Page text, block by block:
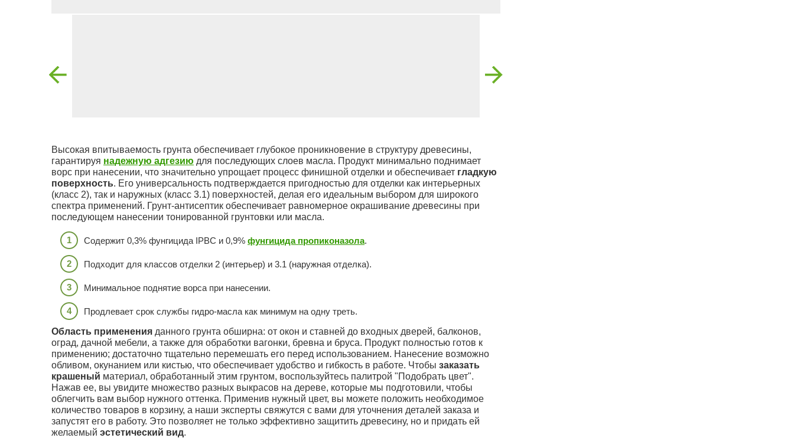
Высокая впитываемость грунта обеспечивает глубокое проникновение в структуру древесины,
гарантируя надежную адгезию для последующих слоев масла. Продукт минимально поднимает
ворс при нанесении, что значительно упрощает процесс финишной отделки и обеспечивает гладкую
поверхность. Его универсальность подтверждается пригодностью для отделки как интерьерных
(класс 2), так и наружных (класс 3.1) поверхностей, делая его идеальным выбором для широкого
спектра применений. Грунт-антисептик обеспечивает равномерное окрашивание древесины при
последующем нанесении тонированной грунтовки или масла.
Содержит 0,3% фунгицида IPBC и 0,9% фунгицида пропиконазола.
Подходит для классов отделки 2 (интерьер) и 3.1 (наружная отделка).
Минимальное поднятие ворса при нанесении.
Продлевает срок службы гидро-масла как минимум на одну треть.
Область применения данного грунта обширна: от окон и ставней до входных дверей, балконов,
оград, дачной мебели, а также для обработки вагонки, бревна и бруса. Продукт полностью готов к
применению; достаточно тщательно перемешать его перед использованием. Нанесение возможно
обливом, окунанием или кистью, что обеспечивает удобство и гибкость в работе. Чтобы заказать
крашеный материал, обработанный этим грунтом, воспользуйтесь палитрой "Подобрать цвет".
Нажав ее, вы увидите множество разных выкрасов на дереве, которые мы подготовили, чтобы
облегчить вам выбор нужного оттенка. Применив нужный цвет, вы можете положить необходимое
количество товаров в корзину, а наши эксперты свяжутся с вами для уточнения деталей заказа и
запустят его в работу. Это позволяет не только эффективно защитить древесину, но и придать ей
желаемый эстетический вид.